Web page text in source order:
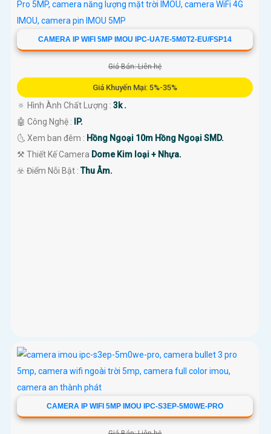
CAMERA IP WIFI 5MP IMOU IPC-UA7E-5M0T2-EU/FSP14
Giá Bán: Liên hệ
Giá Khuyến Mại: 5%-35%
🔅 Hình Ành Chất Lượng : 3k .
🤖️ Công Nghệ :
IP.
🌜 Xem ban đêm : Hồng Ngoại 10m Hồng Ngoại SMD.
⚒ Thiết Kế Camera Dome Kim loại + Nhựa.
️☣️ Điểm Nỗi Bật :Thu Âm.
CAMERA IP WIFI 5MP IMOU IPC-S3EP-5M0WE-PRO